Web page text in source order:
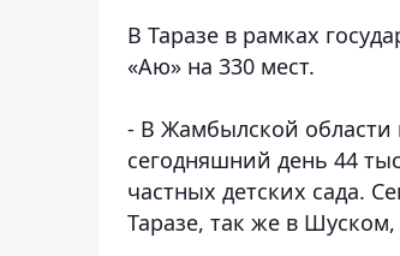
В Таразе в рамках
«Аю» на 330 мест.
- В Жамбылской области
сегодняшний день 44
частных детских сада.
Таразе, так же в